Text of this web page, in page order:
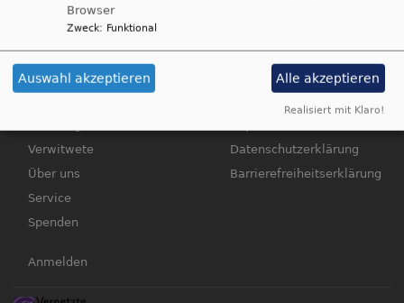
Hauptnavigation
Startseite
Verwitwete
Über uns
Service
Spenden
Fußbereichsmenü
Datenschutzerklärung
Barrierefreiheitserklärung
Benutzermenü
Anmelden
Browser
Zweck: Funktional
Auswahl akzeptieren Alle akzeptieren
Realisiert mit Klaro!